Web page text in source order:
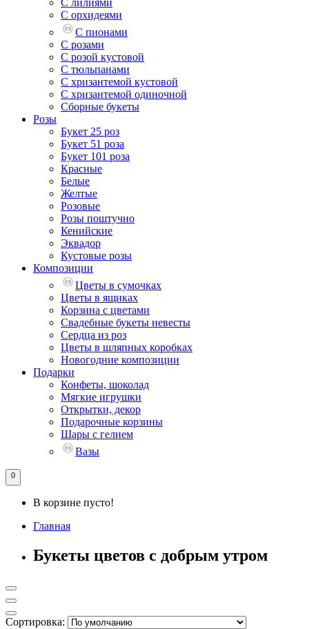
С лилиями
С орхидеями
С пионами
С розами
С розой кустовой
С тюльпанами
С хризантемой кустовой
С хризантемой одиночной
Сборные букеты
Розы
Букет 25 роз
Букет 51 роза
Букет 101 роза
Красные
Белые
Желтые
Розовые
Розы поштучно
Кенийские
Эквадор
Кустовые розы
Композиции
Цветы в сумочках
Цветы в ящиках
Корзина с цветами
Свадебные букеты невесты
Сердца из роз
Цветы в шляпных коробках
Новогодние композиции
Подарки
Конфеты, шоколад
Мягкие игрушки
Открытки, декор
Подарочные корзины
Шары с гелием
Вазы
0
В корзине пусто!
Главная
Букеты цветов с добрым утром
Сортировка: